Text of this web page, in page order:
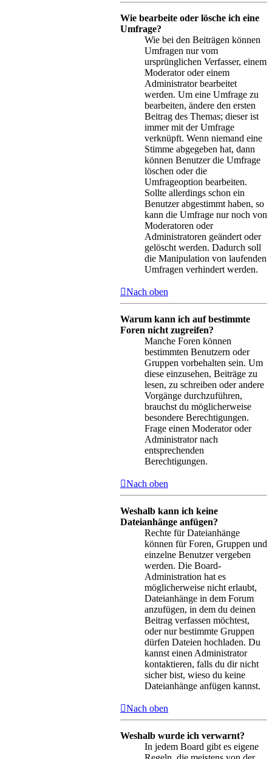
Wie bearbeite oder lösche ich eine
Umfrage?
Wie bei den Beiträgen können
Umfragen nur vom
ursprünglichen Verfasser, einem
Moderator oder einem
Administrator bearbeitet
werden. Um eine Umfrage zu
bearbeiten, ändere den ersten
Beitrag des Themas; dieser ist
immer mit der Umfrage
verknüpft. Wenn niemand eine
Stimme abgegeben hat, dann
können Benutzer die Umfrage
löschen oder die
Umfrageoption bearbeiten.
Sollte allerdings schon ein
Benutzer abgestimmt haben, so
kann die Umfrage nur noch von
Moderatoren oder
Administratoren geändert oder
gelöscht werden. Dadurch soll
die Manipulation von laufenden
Umfragen verhindert werden.
Nach oben
Warum kann ich auf bestimmte
Foren nicht zugreifen?
Manche Foren können
bestimmten Benutzern oder
Gruppen vorbehalten sein. Um
diese einzusehen, Beiträge zu
lesen, zu schreiben oder andere
Vorgänge durchzuführen,
brauchst du möglicherweise
besondere Berechtigungen.
Frage einen Moderator oder
Administrator nach
entsprechenden
Berechtigungen.
Nach oben
Weshalb kann ich keine
Dateianhänge anfügen?
Rechte für Dateianhänge
können für Foren, Gruppen und
einzelne Benutzer vergeben
werden. Die Board-
Administration hat es
möglicherweise nicht erlaubt,
Dateianhänge in dem Forum
anzufügen, in dem du deinen
Beitrag verfassen möchtest,
oder nur bestimmte Gruppen
dürfen Dateien hochladen. Du
kannst einen Administrator
kontaktieren, falls du dir nicht
sicher bist, wieso du keine
Dateianhänge anfügen kannst.
Nach oben
Weshalb wurde ich verwarnt?
In jedem Board gibt es eigene